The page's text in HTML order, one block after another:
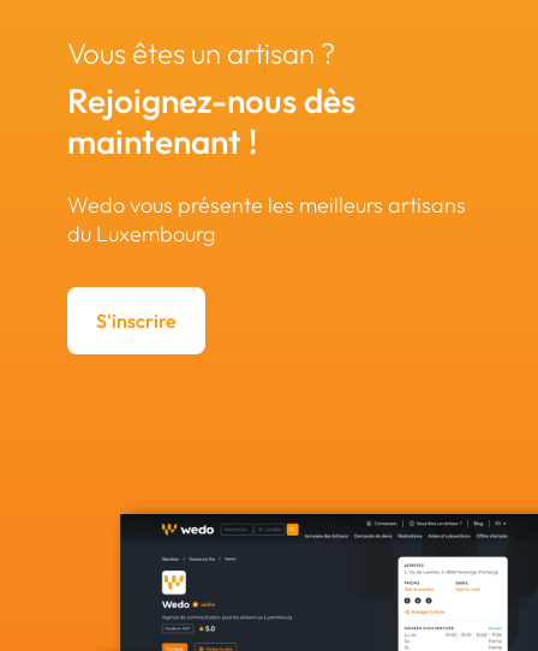
Vous êtes un artisan ?
Rejoignez-nous dès
maintenant !
Wedo vous présente les meilleurs artisans
du Luxembourg
S'inscrire